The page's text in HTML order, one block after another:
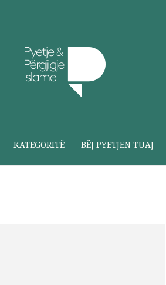
KATEGORITË BËJ PYETJEN TUAJ